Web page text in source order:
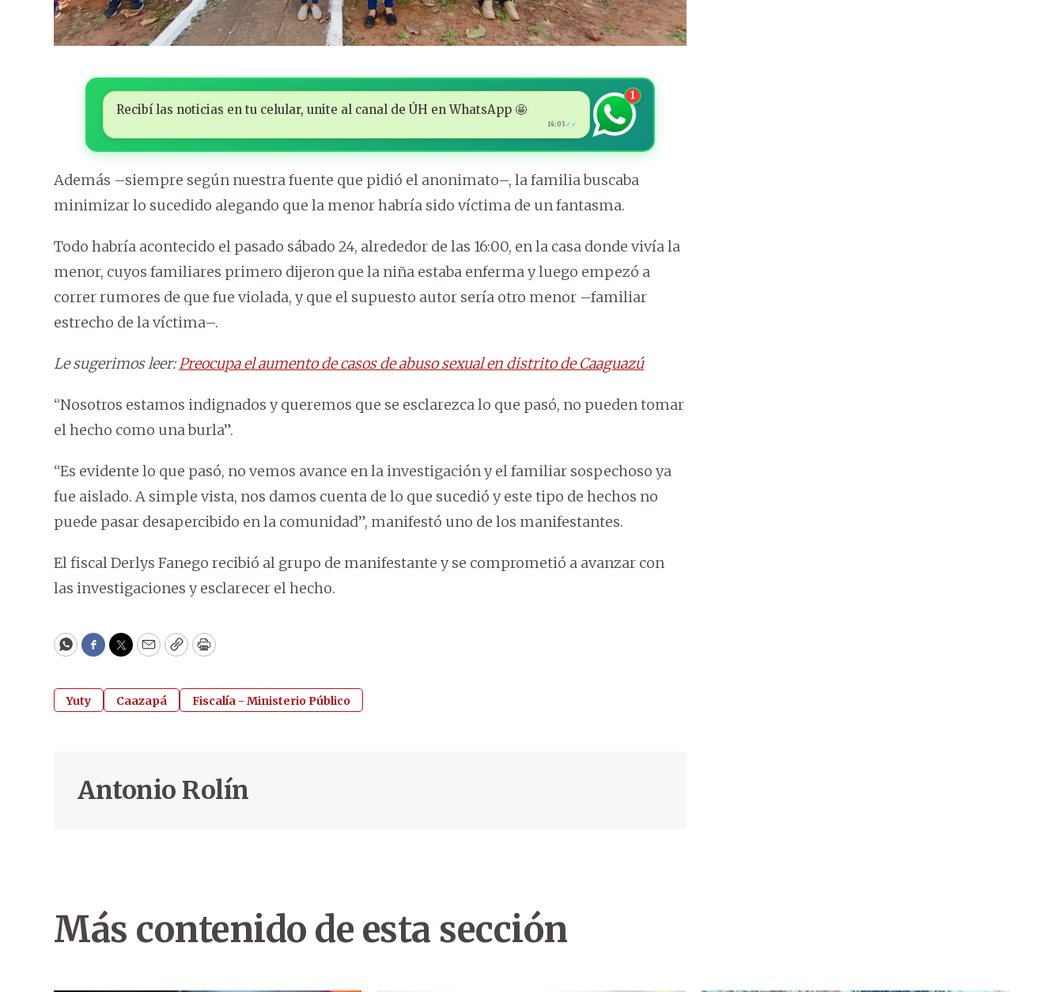
Recibí las noticias en tu celular, unite al canal de ÚH en WhatsApp 🤩
14:03 ✓✓
1
Además –siempre según nuestra fuente que pidió el anonimato–, la familia buscaba
minimizar lo sucedido alegando que la menor habría sido víctima de un fantasma.
Todo habría acontecido el pasado sábado 24, alrededor de las 16:00, en la casa donde vivía la
menor, cuyos familiares primero dijeron que la niña estaba enferma y luego empezó a
correr rumores de que fue violada, y que el supuesto autor sería otro menor –familiar
estrecho de la víctima–.
Le sugerimos leer:Preocupa el aumento de casos de abuso sexual en distrito de Caaguazú
“Nosotros estamos indignados y queremos que se esclarezca lo que pasó, no pueden tomar
el hecho como una burla”.
“Es evidente lo que pasó, no vemos avance en la investigación y el familiar sospechoso ya
fue aislado. A simple vista, nos damos cuenta de lo que sucedió y este tipo de hechos no
puede pasar desapercibido en la comunidad”, manifestó uno de los manifestantes.
El fiscal Derlys Fanego recibió al grupo de manifestante y se comprometió a avanzar con
las investigaciones y esclarecer el hecho.
WhatsApp
Facebook
Twitter
EmailCopyPrint
Yuty Caazapá Fiscalía - Ministerio Público
Antonio Rolín
Más contenido de esta sección